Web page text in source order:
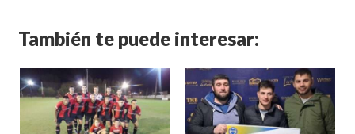
También te puede interesar: